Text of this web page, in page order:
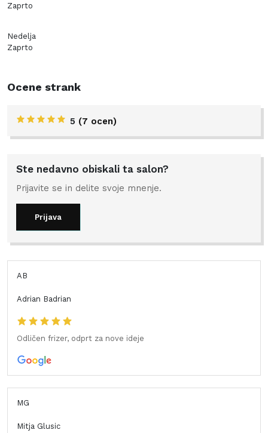
Zaprto
Nedelja
Zaprto
Ocene strank
5 (7 ocen)
Ste nedavno obiskali ta salon?
Prijavite se in delite svoje mnenje.
Prijava
AB
Adrian Badrian
Odličen frizer, odprt za nove ideje
MG
Mitja Glusic